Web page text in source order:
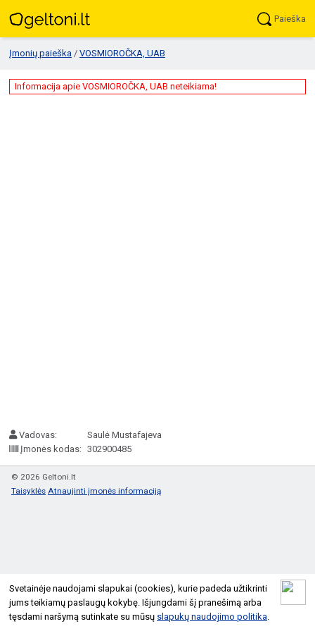
Svetainėje naudojami slapukai (cookies), kurie padeda užtikrinti
jums teikiamų paslaugų kokybę. Išjungdami šį pranešimą arba
tęsdami naršymą sutinkate su mūsų slapukų naudojimo politika
Paieška
Įmonių paieška / VOSMIOROČKA, UAB
Informacija apie VOSMIOROČKA, UAB neteikiama!
Vadovas:
Saulė Mustafajeva
Įmonės kodas: 302900485
© 2026 Geltoni.lt
Taisyklės Atnaujinti įmonės informaciją